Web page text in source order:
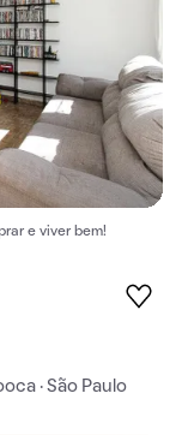
e viver bem!
· São Paulo